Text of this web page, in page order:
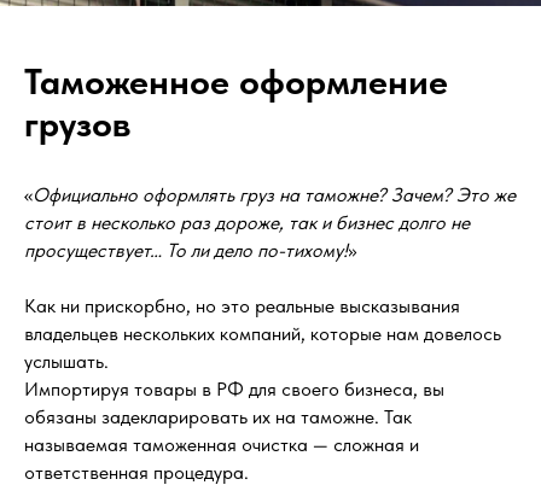
Таможенное оформление
грузов
«Официально оформлять груз на таможне? Зачем? Это же
стоит в несколько раз дороже, так и бизнес долго не
просуществует… То ли дело по-тихому!»
Как ни прискорбно, но это реальные высказывания
владельцев нескольких компаний, которые нам довелось
услышать.
Импортируя товары в РФ для своего бизнеса, вы
обязаны задекларировать их на таможне. Так
называемая таможенная очистка — сложная и
ответственная процедура.